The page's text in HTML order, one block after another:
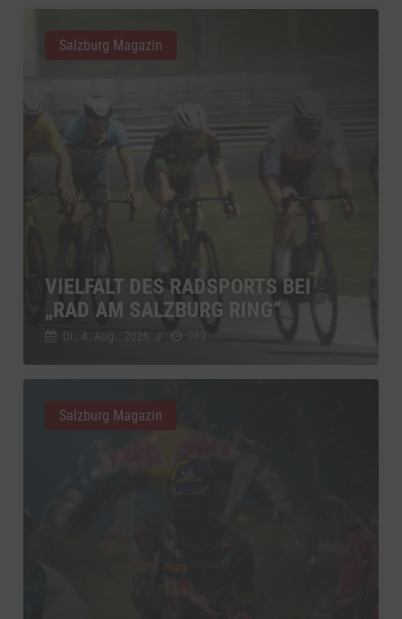
VIELFALT DES RADSPORTS BEI
„RAD AM SALZBURG RING“
Di., 4. Aug.. 2026 // 282
Salzburg Magazin
Salzburg Magazin